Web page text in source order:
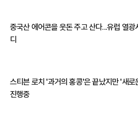
중국산 에어콘을 웃돈 주고 산다...유럽 열광
디
스티븐 로치 '과거의 홍콩'은 끝났지만 '새로
진행중